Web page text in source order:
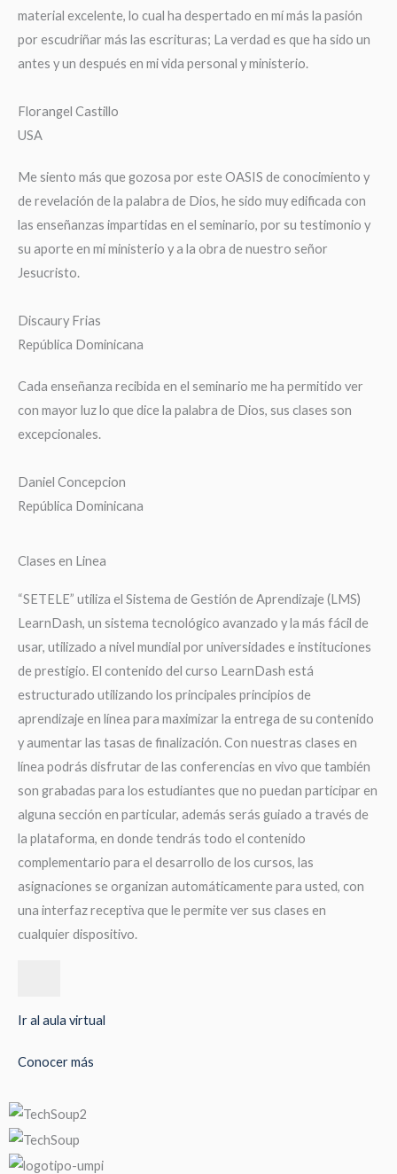
material excelente, lo cual ha despertado en mí más la pasión
por escudriñar más las escrituras; La verdad es que ha sido un
antes y un después en mi vida personal y ministerio.
Florangel Castillo
USA
Me siento más que gozosa por este OASIS de conocimiento y
de revelación de la palabra de Dios, he sido muy edificada con
las enseñanzas impartidas en el seminario, por su testimonio y
su aporte en mi ministerio y a la obra de nuestro señor
Jesucristo.
Discaury Frias
República Dominicana
Cada enseñanza recibida en el seminario me ha permitido ver
con mayor luz lo que dice la palabra de Dios, sus clases son
excepcionales.
Daniel Concepcion
República Dominicana
Clases en Linea
“SETELE” utiliza el Sistema de Gestión de Aprendizaje (LMS)
LearnDash, un sistema tecnológico avanzado y la más fácil de
usar, utilizado a nivel mundial por universidades e instituciones
de prestigio. El contenido del curso LearnDash está
estructurado utilizando los principales principios de
aprendizaje en línea para maximizar la entrega de su contenido
y aumentar las tasas de finalización. Con nuestras clases en
línea podrás disfrutar de las conferencias en vivo que también
son grabadas para los estudiantes que no puedan participar en
alguna sección en particular, además serás guiado a través de
la plataforma, en donde tendrás todo el contenido
complementario para el desarrollo de los cursos, las
asignaciones se organizan automáticamente para usted, con
una interfaz receptiva que le permite ver sus clases en
cualquier dispositivo.
Ir al aula virtual
Conocer más